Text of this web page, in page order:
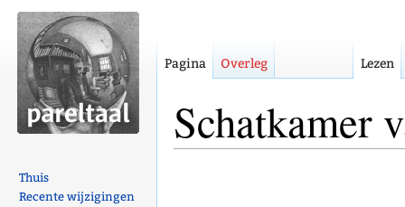
Schatkamer
Pagina Overleg Lezen
Thuis
Recente wijzigingen